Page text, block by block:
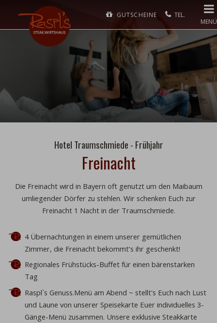
GUTSCHEINE
MENÜ
Hotel Traumschmiede - Frühjahr
Freinacht
Die Freinacht wird in Bayern oft genutzt um den Maibaum
umliegender Dörfer zu stehlen. Wir schenken Euch zur
Freinacht 1 Nacht in der Traumschmiede.
4 Übernachtungen in einem unserer gemütlichen
Zimmer, die Freinacht bekommt‘s ihr geschenkt!
Regionales Frühstücks-Buffetfür einen bärenstarken
Tag
Raspl`s Genuss.Menü am Abend ~ stellt's Euch nach Lust
und Laune von unserer Speisekarte Euer individuelles 3-
Gänge-Menü zusammen. Unsere exklusive Steakkarte